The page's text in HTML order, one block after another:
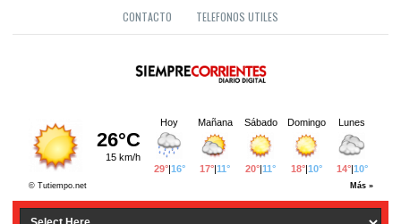
CONTACTO TELEFONOS UTILES